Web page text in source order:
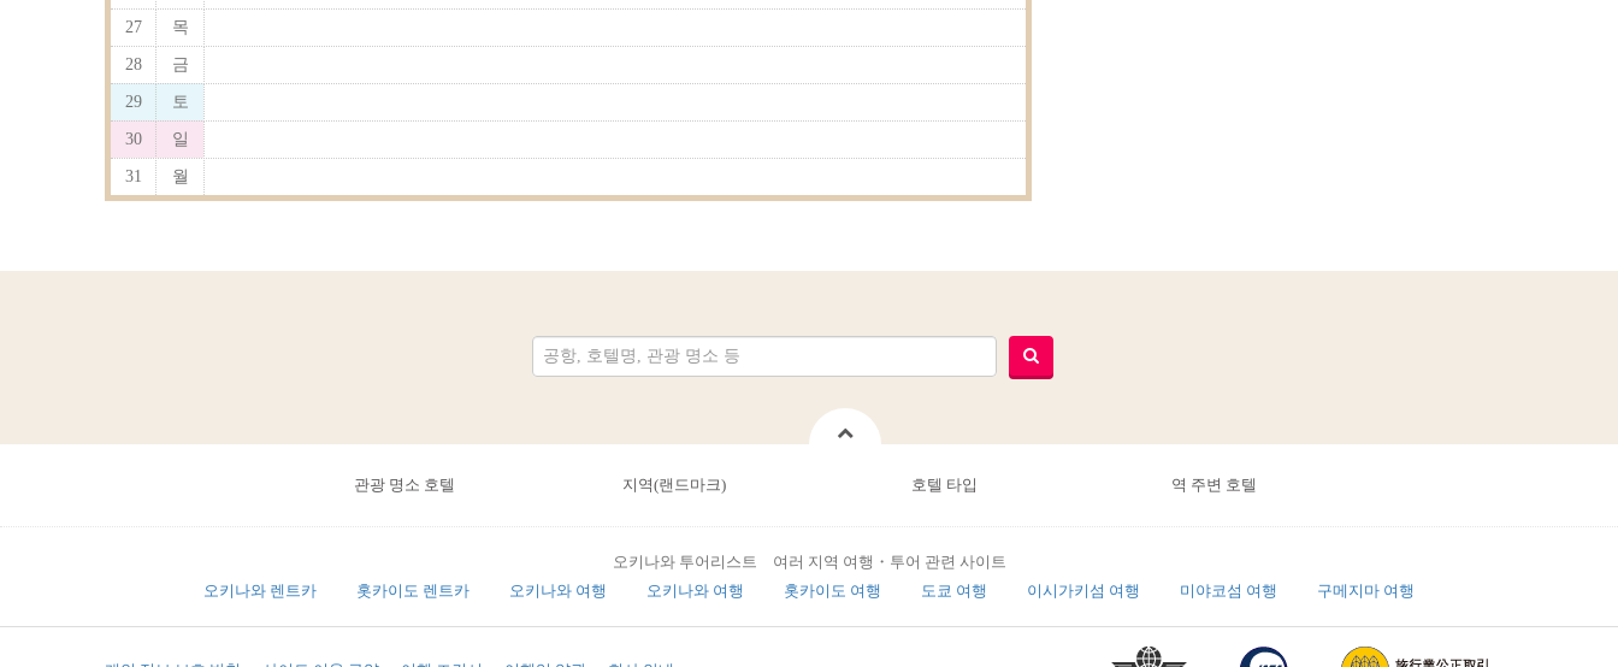
27 목
28 금
29 토
30 일
31 월
관광 명소 호텔 지역(랜드마크) 호텔 타입 역 주변 호텔
오키나와 투어리스트 여러 지역 여행・투어 관련 사이트
오키나와 렌트카
홋카이도 렌트카 오키나와 여행 오키나와 여행 홋카이도 여행 도쿄 여행 이시가키섬 여행 미야코섬 여행 구메지마 여행